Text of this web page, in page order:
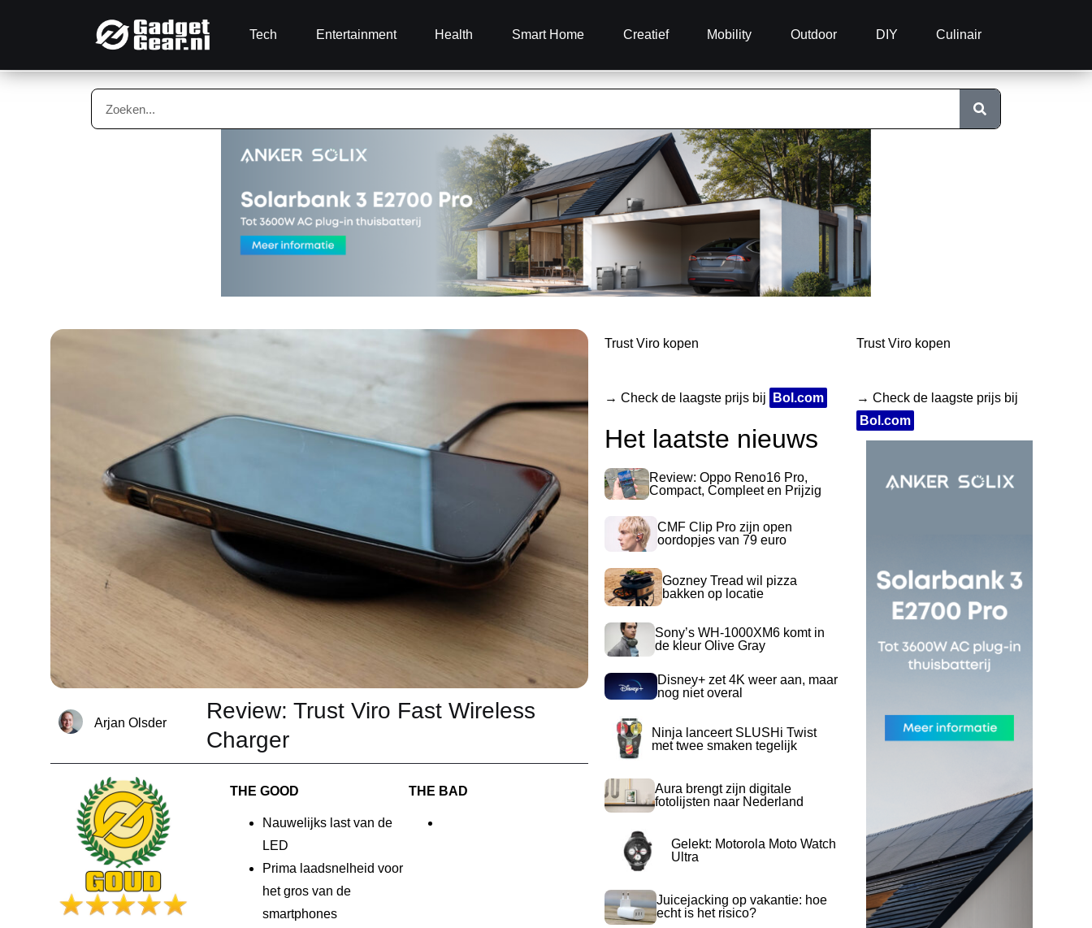
Tech Entertainment Health Smart Home Creatief Mobility Outdoor DIY Culinair
Arjan Olsder
Review: Trust Viro Fast Wireless
Charger
THE GOOD
Nauwelijks last van de
LED
Prima laadsnelheid voor
het gros van de
smartphones
THE BAD
Trust Viro kopen
→ Check de laagste prijs bij Bol.com
Het laatste nieuws
Review: Oppo Reno16 Pro,
Compact, Compleet en Prijzig
CMF Clip Pro zijn open
oordopjes van 79 euro
Gozney Tread wil pizza
bakken op locatie
Sony’s WH-1000XM6 komt in
de kleur Olive Gray
Disney+ zet 4K weer aan, maar
nog niet overal
Ninja lanceert SLUSHi Twist
met twee smaken tegelijk
Aura brengt zijn digitale
fotolijsten naar Nederland
Gelekt: Motorola Moto Watch
Ultra
Juicejacking op vakantie: hoe
echt is het risico?
Trust Viro kopen
→ Check de laagste prijs bij
Bol.com